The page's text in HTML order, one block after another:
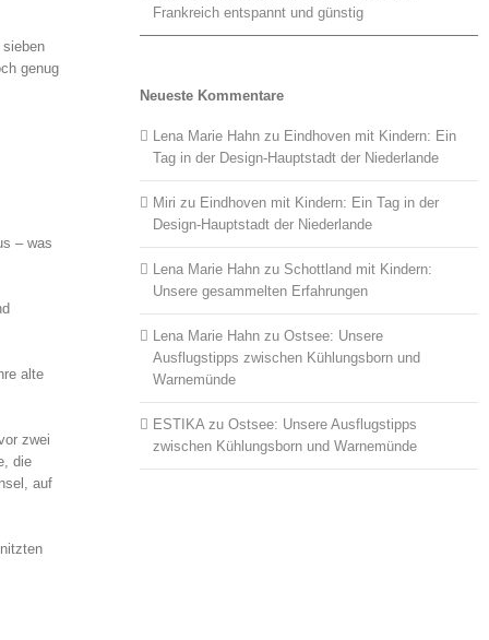
genug
– was
alte
zwei
die
auf
Frankreich entspannt und günstig
Neueste Kommentare
Lena Marie Hahn zu Eindhoven mit Kindern: Ein
Tag in der Design-Hauptstadt der Niederlande
Miri zu Eindhoven mit Kindern: Ein Tag in der
Design-Hauptstadt der Niederlande
Lena Marie Hahn zu Schottland mit Kindern:
Unsere gesammelten Erfahrungen
Lena Marie Hahn zuOstsee: Unsere
Ausflugstipps zwischen Kühlungsborn und
Warnemünde
ESTIKA zuOstsee: Unsere Ausflugstipps
zwischen Kühlungsborn und Warnemünde